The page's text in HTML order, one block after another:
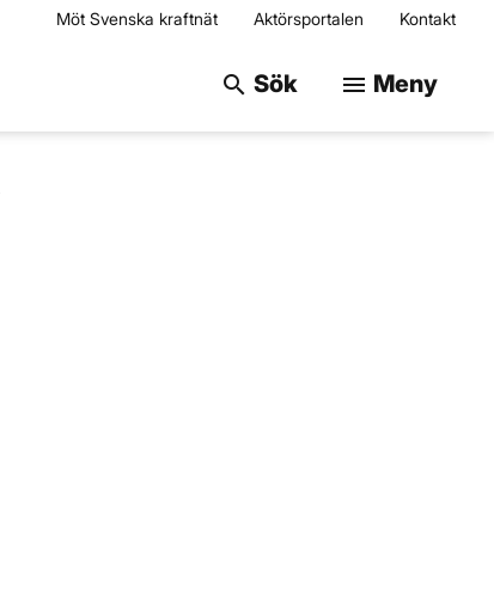
Möt Svenska kraftnät Aktörsportalen Kontakt
search Sök Sök på
menu Meny